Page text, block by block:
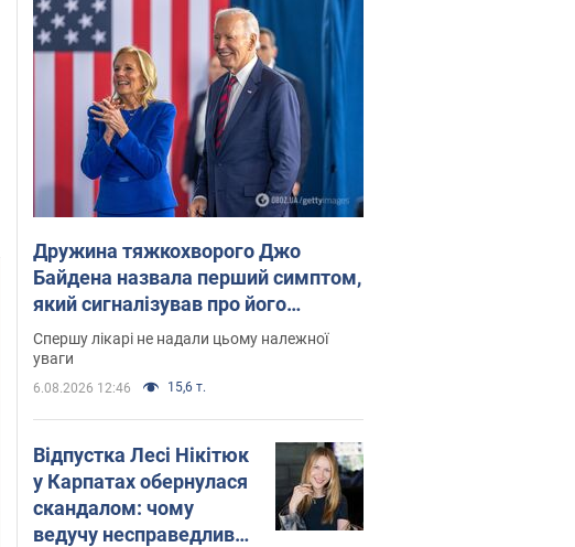
Дружина тяжкохворого Джо
Байдена назвала перший симптом,
який сигналізував про його
"агресивний" рак
Спершу лікарі не надали цьому належної
уваги
6.08.2026 12:46 15,6 т.
Відпустка Лесі Нікітюк
у Карпатах обернулася
скандалом: чому
ведучу несправедливо